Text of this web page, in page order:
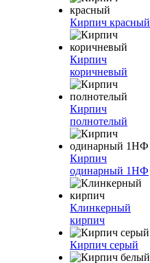
Кирпич красный
Кирпич
коричневый
Кирпич
полнотелый
Кирпич
одинарный 1НФ
Клинкерный
кирпич
Кирпич серый